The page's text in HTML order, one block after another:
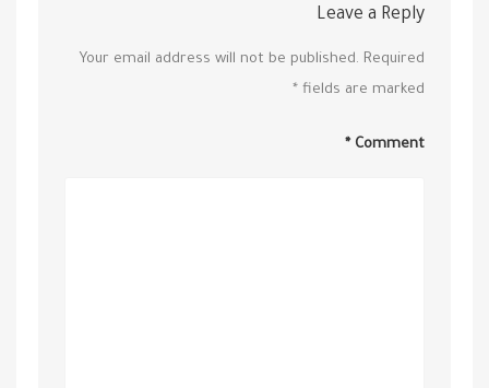
Leave a Reply
Your email address will not be published. Required
fields are marked
*
Comment
*